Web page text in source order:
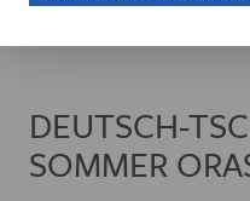
Euroregion Erzgebirge e.V.
DEUTSCH-
SOMMER